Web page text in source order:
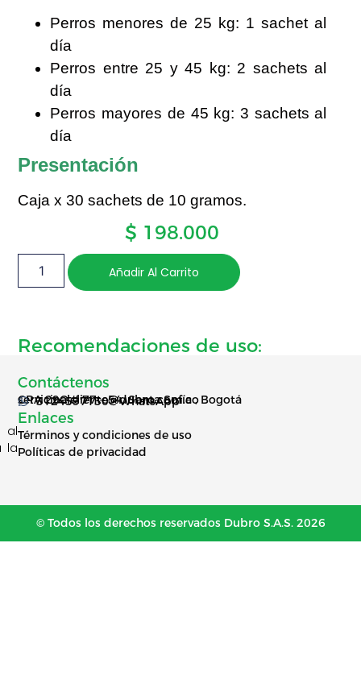
Perros menores de 25 kg: 1 sachet al
día
Perros entre 25 y 45 kg: 2 sachets al
día
Perros mayores de 45 kg: 3 sachets al
día
Presentación
Caja x 30 sachets de 10 gramos.
$ 198.000
Añadir Al Carrito
Recomendaciones de uso:
al
la
Contáctenos
CRA 29C # 77 – 54, Santa Sofía , Bogotá
servicioalcliente@dubro.com.co
3124597130 - WhatsApp
Enlaces
Términos y condiciones de uso
Políticas de privacidad
© Todos los derechos reservados Dubro S.A.S. 2026